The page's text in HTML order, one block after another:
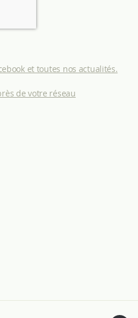
et toutes nos actualités.
de votre réseau